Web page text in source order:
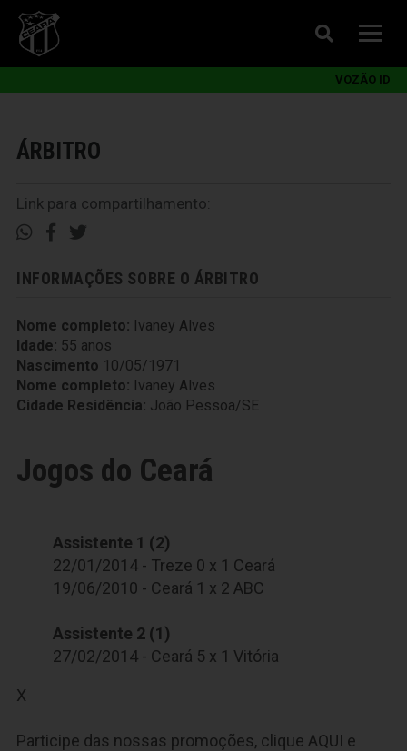
VOZÃO ID
ÁRBITRO
Link para compartilhamento:
INFORMAÇÕES SOBRE O ÁRBITRO
Nome completo: Ivaney Alves
Idade: 55 anos
Nascimento 10/05/1971
Nome completo: Ivaney Alves
Cidade Residência: João Pessoa/SE
Jogos do Ceará
Assistente 1 (2)
22/01/2014 - Treze 0 x 1 Ceará
19/06/2010 - Ceará 1 x 2 ABC
Assistente 2 (1)
27/02/2014 - Ceará 5 x 1 Vitória
X
Participe das nossas promoções, clique AQUI e